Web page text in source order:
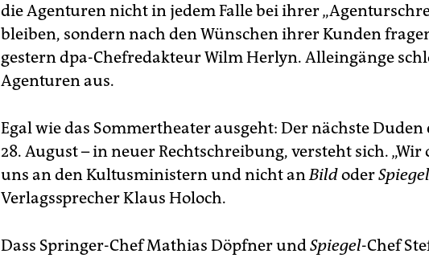
die Agenturen nicht in jedem Falle bei ihrer
bleiben, sondern nach den Wünschen ihrer Kunden
gestern dpa-Chefredakteur Wilm Herlyn. Alleingänge
Agenturen aus.
Egal wie das Sommertheater ausgeht: Der nächste
28. August – in neuer Rechtschreibung, versteht sich.
uns an den Kultusministern und nicht anBildoder
Verlagssprecher Klaus Holoch.
Dass Springer-Chef Mathias Döpfner undSpiegel-Chef